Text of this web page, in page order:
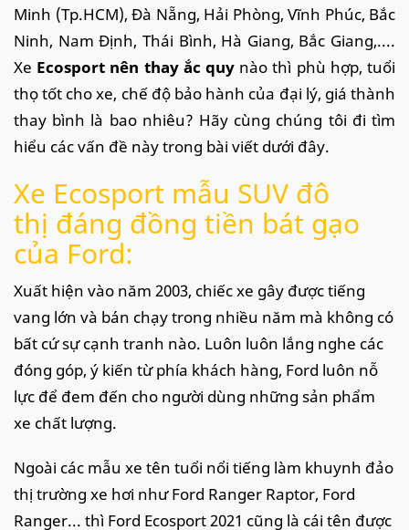
Minh (Tp.HCM), Đà Nẵng, Hải Phòng, Vĩnh Phúc, Bắc
Ninh, Nam Định, Thái Bình, Hà Giang, Bắc Giang,....
Xe Ecosport nên thay ắc quy nào thì phù hợp, tuổi
thọ tốt cho xe, chế độ bảo hành của đại lý, giá thành
thay bình là bao nhiêu? Hãy cùng chúng tôi đi tìm
hiểu các vấn đề này trong bài viết dưới đây.
Xe Ecosport mẫu SUV đô
thị đáng đồng tiền bát gạo
của Ford:
Xuất hiện vào năm 2003, chiếc xe gây được tiếng
vang lớn và bán chạy trong nhiều năm mà không có
bất cứ sự cạnh tranh nào. Luôn luôn lắng nghe các
đóng góp, ý kiến từ phía khách hàng, Ford luôn nỗ
lực để đem đến cho người dùng những sản phẩm
xe chất lượng.
Ngoài các mẫu xe tên tuổi nổi tiếng làm khuynh đảo
thị trường xe hơi như Ford Ranger Raptor, Ford
Ranger... thì Ford Ecosport 2021 cũng là cái tên được